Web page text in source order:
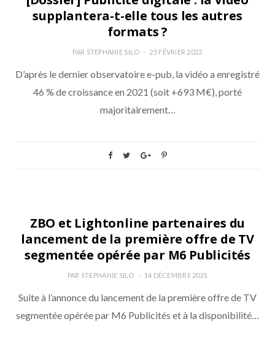
supplantera-t-elle tous les autres
formats ?
PAR STEPHANIE SILO 25 FÉVRIER 2022
D’après le dernier observatoire e-pub, la vidéo a enregistré
46 % de croissance en 2021 (soit +693 M€), porté
majoritairement…
ZBO et Lightonline partenaires du
lancement de la première offre de TV
segmentée opérée par M6 Publicités
PAR STEPHANIE SILO 14 DÉCEMBRE 2021
Suite à l’annonce du lancement de la première offre de TV
segmentée opérée par M6 Publicités et à la disponibilité…